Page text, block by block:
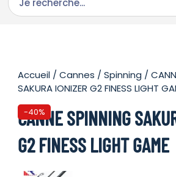
Accueil /Cannes /Spinning /
SAKURA IONIZER G2 FINESS LIGHT
CANNE SPINNING
G2 FINESS LIGHT GAME
-40%